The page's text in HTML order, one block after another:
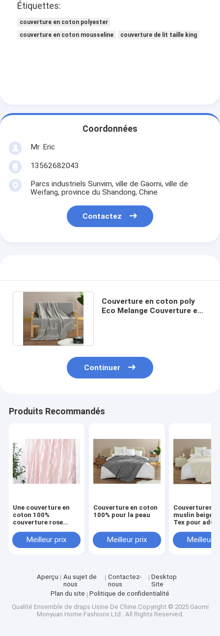
Produits
À propos de nous
Visite de l'usine
Contrôle de la qualité
Les affaires
Demandez un devis
Ensemble de draps
Ensemble d'édredon
Rideau de douche
Tableau à la maison
La literie des enfants
Ensemble de couettes
Étiquettes:
couverture en coton polyester
couverture en coton mousseline
couverture de lit taille king
Coordonnées
Mr. Eric
13562682043
Parcs industriels Sunvim, ville de Gaomi, ville de
Weifang, province du Shandong, Chine
Contactez
Couverture en coton poly
Eco Melange Couverture en
Continuer
Produits Recommandés
Une couverture en
coton 100%
couverture rose
taille roi chic et
confortable
Meilleur prix
Couverture en coton
100% pour la peau
Meilleur prix
Couvertures
muslin beige
Tex pour
Meilleur
Aperçu
Au sujet de
nous
Contactez-
nous
Desktop
Site
Plan du site
Politique de confidentialité
Qualité Ensemble de draps Usine De Chine.Copyright © 2025 Gaomi
Monyuan Home Fashions Ltd.. All Rights Reserved.